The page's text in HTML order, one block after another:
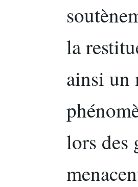
la
ainsi un
lors des